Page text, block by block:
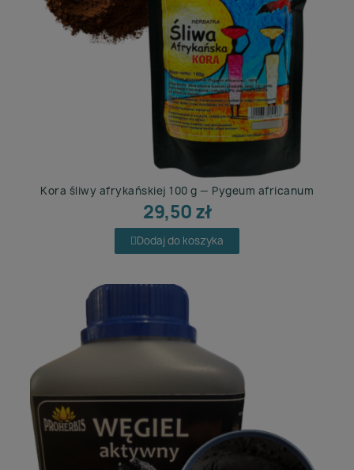
Produkty w proszku (pozostałe)
Morszczyn i spółka — morszczyn, tarczyca bajkalska
Zioła z charakterem — maca, damiana, buzdyganek
Kora śliwy afrykańskiej 100 g — Pygeum africanum
29,50 zł
Dodaj do koszyka